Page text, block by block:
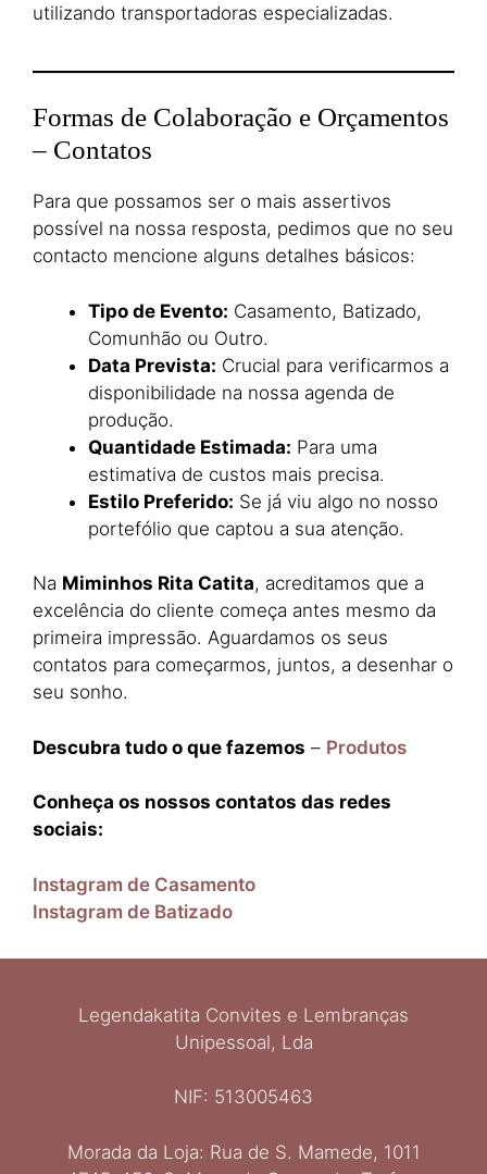
utilizando transportadoras especializadas.
Formas de Colaboração e Orçamentos
– Contatos
Para que possamos ser o mais assertivos
possível na nossa resposta, pedimos que no seu
contacto mencione alguns detalhes básicos:
Tipo de Evento: Casamento, Batizado,
Comunhão ou Outro.
Data Prevista: Crucial para verificarmos a
disponibilidade na nossa agenda de
produção.
Quantidade Estimada: Para uma
estimativa de custos mais precisa.
Estilo Preferido: Se já viu algo no nosso
portefólio que captou a sua atenção.
Na Miminhos Rita Catita, acreditamos que a
excelência do cliente começa antes mesmo da
primeira impressão. Aguardamos os seus
contatos para começarmos, juntos, a desenhar o
seu sonho.
Descubra tudo o que fazemos – Produtos
Conheça os nossos contatos das redes
sociais:
Instagram de Casamento
Instagram de Batizado
Legendakatita Convites e Lembranças
Unipessoal, Lda
NIF: 513005463
Morada da Loja: Rua de S. Mamede, 1011
Ελληνικά